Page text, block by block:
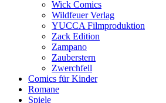
Wick Comics
Wildfeuer Verlag
YUCCA Filmproduktion
Zack Edition
Zampano
Zauberstern
Zwerchfell
Comics für Kinder
Romane
Spiele